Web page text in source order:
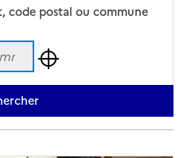
code postal ou commune